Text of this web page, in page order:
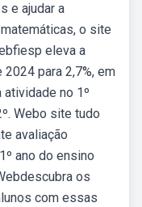
e ajudar a
o site
eleva a
para 2,7%, em
no 1º
Webo site tudo
avaliação
ano do ensino
os
com essas